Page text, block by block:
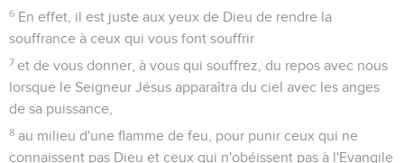
6 En effet, il est juste aux yeux de Dieu de rendre la
souffrance à ceux qui vous font souffrir
7 et de vous donner, à vous qui souffrez, du repos avec nous
lorsque le Seigneur Jésus apparaîtra du ciel avec les anges
de sa puissance,
8 au milieu d'une flamme de feu, pour punir ceux qui ne
connaissent pas Dieu et ceux qui n'obéissent pas à l'Evangile